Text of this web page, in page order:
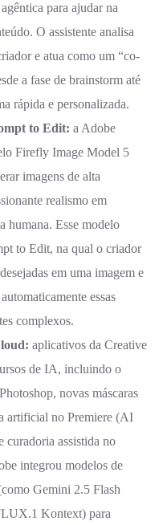
para ajudar na
O assistente analisa
e atua como um “co-
a fase de brainstorm até
rápida e personalizada.
to Edit: a Adobe
Firefly Image Model 5
imagens de alta
realismo em
humana. Esse modelo
to Edit, na qual o criador
em uma imagem e
essas
complexos.
aplicativos da Creative
de IA, incluindo o
novas máscaras
artificial no Premiere (AI
curadoria assistida no
integrou modelos de
Gemini 2.5 Flash
Kontext) para